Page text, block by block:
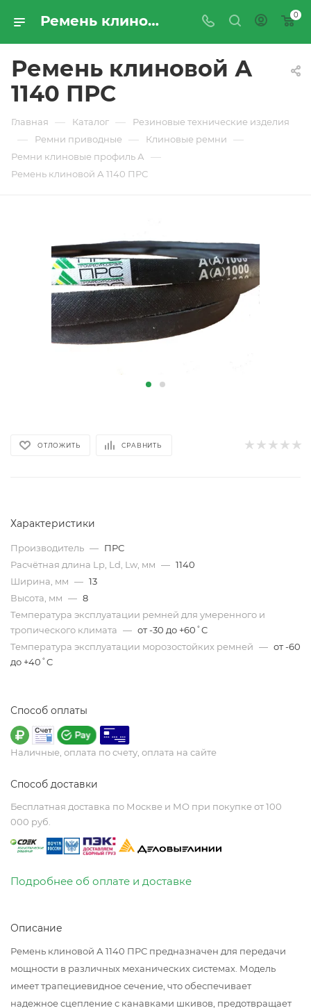
Ремень клиновой А 1140 ПРС - купить по цене производителя с доставкой по Москве и России | ПРОМРЕСУРССЕРВИС 0
Ремень клиновой А
1140 ПРС
Главная — Каталог — Резиновые технические изделия
— Ремни приводные — Клиновые ремни —
Ремни клиновые профиль А —
Ремень клиновой А 1140 ПРС
ОТЛОЖИТЬ СРАВНИТЬ
Характеристики
Производитель — ПРС
Расчётная длина Lp, Ld, Lw, мм — 1140
Ширина, мм — 13
Высота, мм — 8
Температура эксплуатации ремней для умеренного и
тропического климата — от -30 до +60˚C
Температура эксплуатации морозостойких ремней — от -60
до +40˚C
Способ оплаты
Наличные, оплата по счету, оплата на сайте
Способ доставки
Бесплатная доставка по Москве и МО при покупке от 100
000 руб.
Подробнее об оплате и доставке
Описание
Ремень клиновой А 1140 ПРС предназначен для передачи
мощности в различных механических системах. Модель
имеет трапециевидное сечение, что обеспечивает
надежное сцепление с канавками шкивов, предотвращает